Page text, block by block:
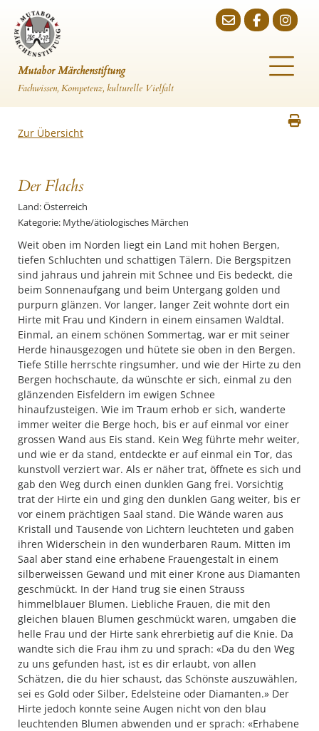
Mutabor Märchenstiftung
Fachwissen, Kompetenz, kulturelle Vielfalt
Zur Übersicht
Der Flachs
Land: Österreich
Kategorie: Mythe/ätiologisches Märchen
Weit oben im Norden liegt ein Land mit hohen Bergen,
tiefen Schluchten und schattigen Tälern. Die Bergspitzen
sind jahraus und jahrein mit Schnee und Eis bedeckt, die
beim Sonnenaufgang und beim Untergang golden und
purpurn glänzen. Vor langer, langer Zeit wohnte dort ein
Hirte mit Frau und Kindern in einem einsamen Waldtal.
Einmal, an einem schönen Sommertag, war er mit seiner
Herde hinausgezogen und hütete sie oben in den Bergen.
Tiefe Stille herrschte ringsumher, und wie der Hirte zu den
Bergen hochschaute, da wünschte er sich, einmal zu den
glänzenden Eisfeldern im ewigen Schnee
hinaufzusteigen. Wie im Traum erhob er sich, wanderte
immer weiter die Berge hoch, bis er auf einmal vor einer
grossen Wand aus Eis stand. Kein Weg führte mehr weiter,
und wie er da stand, entdeckte er auf einmal ein Tor, das
kunstvoll verziert war. Als er näher trat, öffnete es sich und
gab den Weg durch einen dunklen Gang frei. Vorsichtig
trat der Hirte ein und ging den dunklen Gang weiter, bis er
vor einem prächtigen Saal stand. Die Wände waren aus
Kristall und Tausende von Lichtern leuchteten und gaben
ihren Widerschein in den wunderbaren Raum. Mitten im
Saal aber stand eine erhabene Frauengestalt in einem
silberweissen Gewand und mit einer Krone aus Diamanten
geschmückt. In der Hand trug sie einen Strauss
himmelblauer Blumen. Liebliche Frauen, die mit den
gleichen blauen Blumen geschmückt waren, umgaben die
helle Frau und der Hirte sank ehrerbietig auf die Knie. Da
wandte sich die Frau ihm zu und sprach: «Da du den Weg
zu uns gefunden hast, ist es dir erlaubt, von allen
Schätzen, die du hier schaust, das Schönste auszuwählen,
sei es Gold oder Silber, Edelsteine oder Diamanten.» Der
Hirte jedoch konnte seine Augen nicht von den blau
leuchtenden Blumen abwenden und er sprach: «Erhabene